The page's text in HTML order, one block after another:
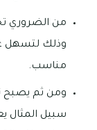
من الضروري
وذلك لتسهل
مناسب.
ومن ثم يصبح
سبيل المثال